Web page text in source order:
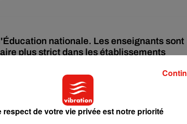
nationale. Les enseignants sont
plus strict dans les établissements
dernier, Jean-Michel Blanquer annonçait un
pour freiner l’épidémie de Covid 19, invitant les
demi-groupes ou par niveau. Des mesures jugées
respect de votre vie privée est notre priorité